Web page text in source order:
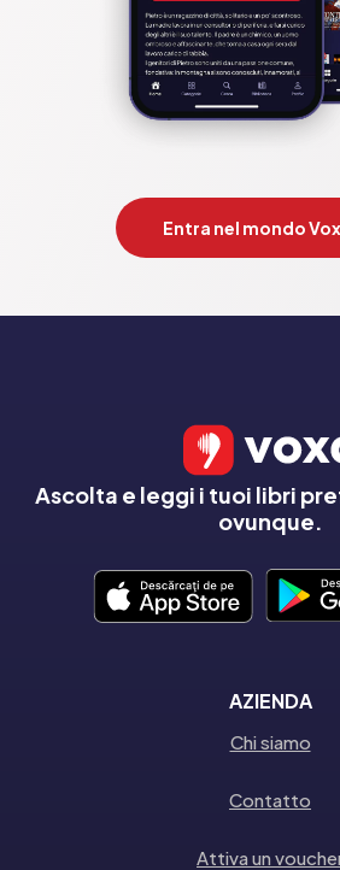
Entra nel mondo
Ascolta e leggi i tuoi libri
ovunque.
AZIENDA
Chi siamo
Contatto
Attiva un